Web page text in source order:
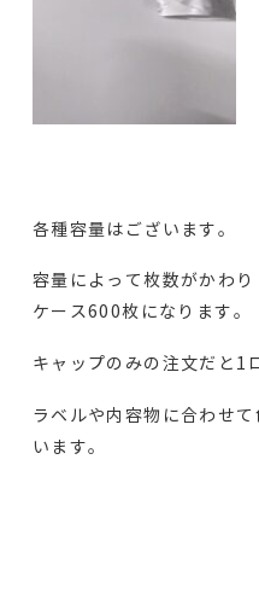
各種容量はございます。
容量によって枚数がかわ
ケース600枚になります。
キャップのみの注文だと 1
ラベルや内容物に合わせ
います。